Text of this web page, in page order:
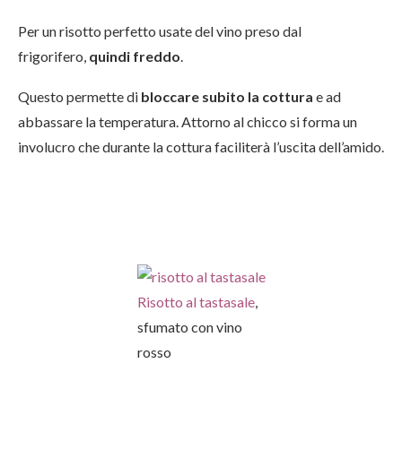
Per un risotto perfetto usate del vino preso dal
frigorifero, quindi freddo
Questo permette di bloccare subito la cottura e ad
abbassare la temperatura. Attorno al chicco si forma un
involucro che durante la cottura faciliterà l’uscita dell’amido.
Risotto al tastasale,
sfumato con vino
rosso